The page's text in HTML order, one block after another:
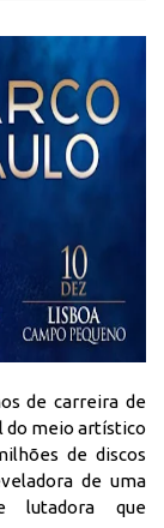
de carreira de
do meio artístico
de discos
de uma
lutadora que